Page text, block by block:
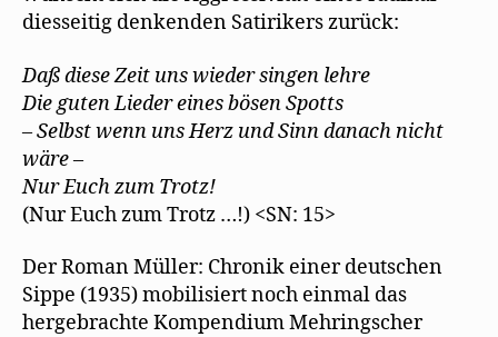
diesseitig denkenden Satirikers zurück:
Daß diese Zeit uns wieder singen lehre
Die guten Lieder eines bösen Spotts
– Selbst wenn uns Herz und Sinn danach nicht
wäre –
Nur Euch zum Trotz!
(Nur Euch zum Trotz …!) <SN: 15>
Der Roman Müller: Chronik einer deutschen
Sippe (1935) mobilisiert noch einmal das
hergebrachte Kompendium Mehringscher